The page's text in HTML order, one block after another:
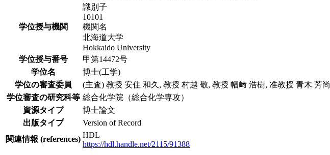
学位授与機関
識別子
10101
機関名
北海道大学
Hokkaido University
学位授与番号
甲第14472号
学位名
博士(工学)
学位の審査委員
(主査) 教授 安住 和久, 教授 村越 敬, 教授 幅﨑 浩樹, 准教授 青木 芳尚
学位審査の研究科等 総合化学院（総合化学専攻）
資源タイプ
博士論文
出版タイプ
Version of Record
関連情報 (references) HDL
https://hdl.handle.net/2115/91388